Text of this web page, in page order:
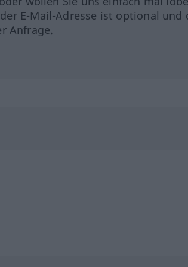
E-Mail-Adresse ist optional und
Anfrage.